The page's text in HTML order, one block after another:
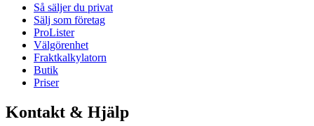
Så säljer du privat
Sälj som företag
ProLister
Välgörenhet
Fraktkalkylatorn
Butik
Priser
Kontakt & Hjälp